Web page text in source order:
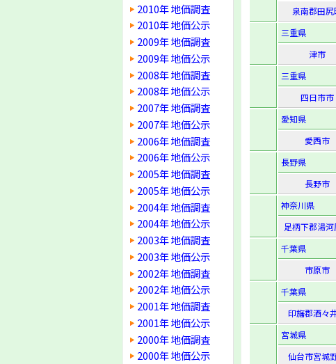
2010年 地価調査
2010年 地価公示
2009年 地価調査
2009年 地価公示
2008年 地価調査
2008年 地価公示
2007年 地価調査
2007年 地価公示
2006年 地価調査
2006年 地価公示
2005年 地価調査
2005年 地価公示
2004年 地価調査
2004年 地価公示
2003年 地価調査
2003年 地価公示
2002年 地価調査
2002年 地価公示
2001年 地価調査
2001年 地価公示
2000年 地価調査
2000年 地価公示
泉南郡田尻
三重県
津市
三重県
四日市市
愛知県
愛西市
長野県
長野市
神奈川県
足柄下郡湯
千葉県
市原市
千葉県
印旛郡酒々
宮城県
仙台市宮城